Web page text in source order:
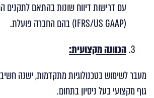
עם דרישות דיווח שונות בהתאם לתקנים
(IFRS/US GAAP) בהם החברה פועלת.
הכוונה מקצועית:
מעבר לשימוש בטכנולוגיות מתקדמות, ישנה
גוף מקצועי בעל ניסיון בתחום.